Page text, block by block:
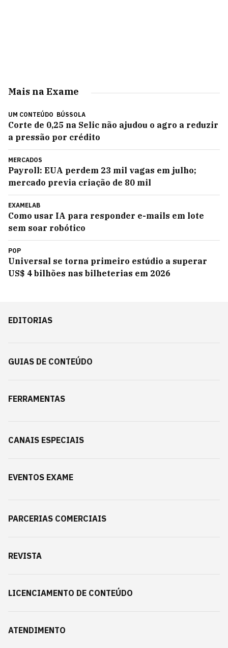
Mais na Exame
UM CONTEÚDO BÚSSOLA
Corte de 0,25 na Selic não ajudou o agro a reduzir
a pressão por crédito
MERCADOS
Payroll: EUA perdem 23 mil vagas em julho;
mercado previa criação de 80 mil
EXAMELAB
Como usar IA para responder e-mails em lote
sem soar robótico
POP
Universal se torna primeiro estúdio a superar
US$ 4 bilhões nas bilheterias em 2026
EDITORIAS
GUIAS DE CONTEÚDO
FERRAMENTAS
CANAIS ESPECIAIS
EVENTOS EXAME
PARCERIAS COMERCIAIS
REVISTA
LICENCIAMENTO DE CONTEÚDO
ATENDIMENTO